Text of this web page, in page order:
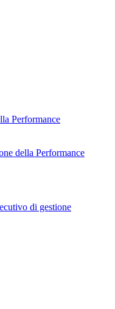
Performance
della Performance
di gestione